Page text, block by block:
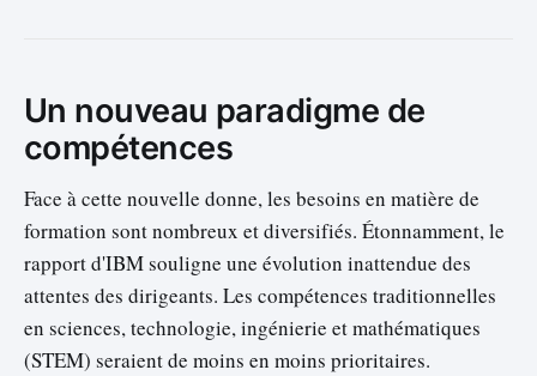
Un nouveau paradigme de
compétences
Face à cette nouvelle donne, les besoins en matière de
formation sont nombreux et diversifiés. Étonnamment, le
rapport d'IBM souligne une évolution inattendue des
attentes des dirigeants. Les compétences traditionnelles
en sciences, technologie, ingénierie et mathématiques
(STEM) seraient de moins en moins prioritaires.